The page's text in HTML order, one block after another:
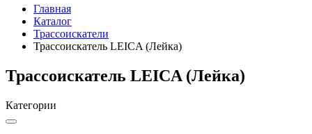
Главная
Каталог
Трассоискатели
Трассоискатель LEICA (Лейка)
Трассоискатель LEICA (Лейка)
Категории